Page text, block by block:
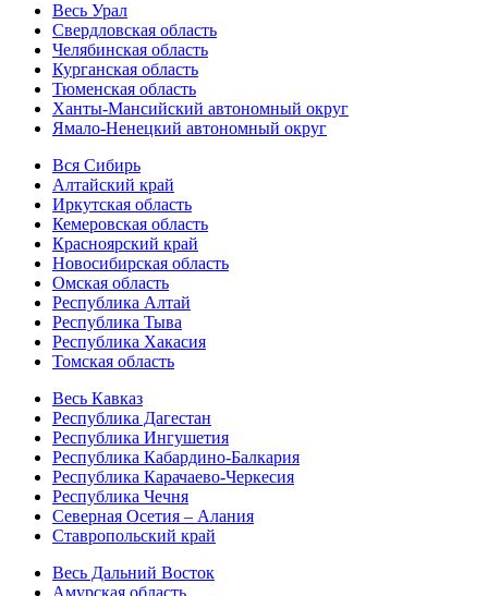
Весь Урал
Свердловская область
Челябинская область
Курганская область
Тюменская область
Ханты-Мансийский автономный округ
Ямало-Ненецкий автономный округ
Вся Сибирь
Алтайский край
Иркутская область
Кемеровская область
Красноярский край
Новосибирская область
Омская область
Республика Алтай
Республика Тыва
Республика Хакасия
Томская область
Весь Кавказ
Республика Дагестан
Республика Ингушетия
Республика Кабардино-Балкария
Республика Карачаево-Черкесия
Республика Чечня
Северная Осетия – Алания
Ставропольский край
Весь Дальний Восток
Амурская область